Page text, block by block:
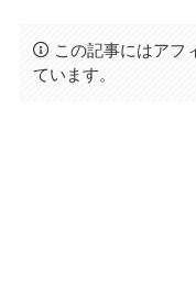
この記事にはアフ
ています。